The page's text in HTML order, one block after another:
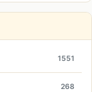
1551
268